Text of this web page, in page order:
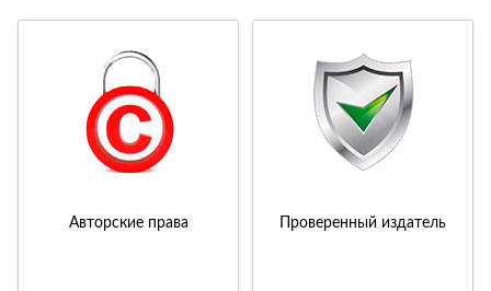
Авторские права Проверенный издатель